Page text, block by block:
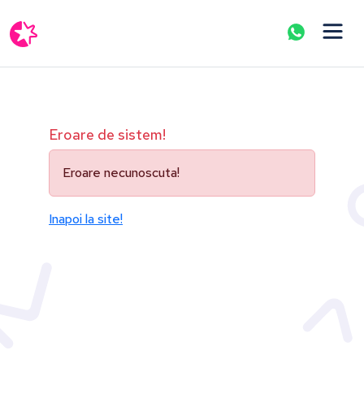
Eroare de sistem!
Eroare necunoscuta!
Inapoi la site!